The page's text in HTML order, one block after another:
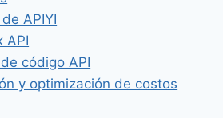
APIYI
API
código API
y optimización de costos